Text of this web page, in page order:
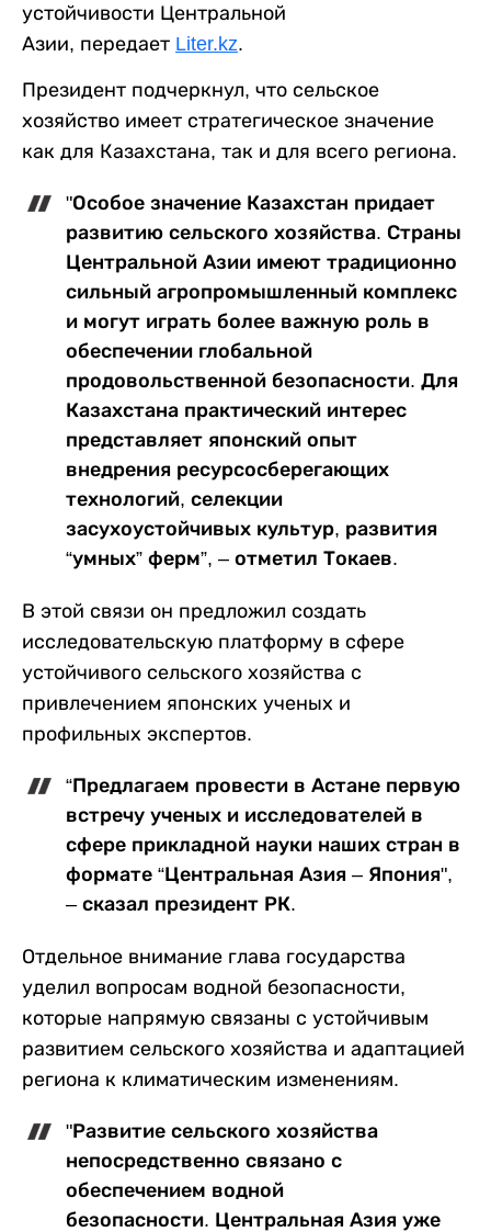
устойчивости Центральной
Азии, передает Liter.kz.
Президент подчеркнул, что сельское
хозяйство имеет стратегическое значение
как для Казахстана, так и для всего региона.
"Особое значение Казахстан придает
развитию сельского хозяйства. Страны
Центральной Азии имеют традиционно
сильный агропромышленный комплекс
и могут играть более важную роль в
обеспечении глобальной
продовольственной безопасности. Для
Казахстана практический интерес
представляет японский опыт
внедрения ресурсосберегающих
технологий, селекции
засухоустойчивых культур, развития
“умных” ферм”, – отметил Токаев.
В этой связи он предложил создать
исследовательскую платформу в сфере
устойчивого сельского хозяйства с
привлечением японских ученых и
профильных экспертов.
“Предлагаем провести в Астане первую
встречу ученых и исследователей в
сфере прикладной науки наших стран в
формате “Центральная Азия – Япония",
– сказал президент РК.
Отдельное внимание глава государства
уделил вопросам водной безопасности,
которые напрямую связаны с устойчивым
развитием сельского хозяйства и адаптацией
региона к климатическим изменениям.
"Развитие сельского хозяйства
непосредственно связано с
обеспечением водной
безопасности. Центральная Азия уже